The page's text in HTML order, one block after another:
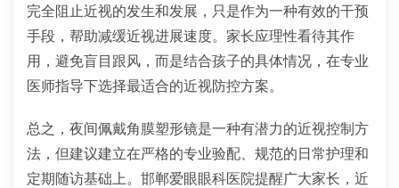
完全阻止近视的发生和发展，只是作为一种有效的干预
手段，帮助减缓近视进展速度。家长应理性看待其作
用，避免盲目跟风，而是结合孩子的具体情况，在专业
医师指导下选择最适合的近视防控方案。
总之，夜间佩戴角膜塑形镜是一种有潜力的近视控制方
法，但建议建立在严格的专业验配、规范的日常护理和
定期随访基础上。邯郸爱眼眼科医院提醒广大家长，近